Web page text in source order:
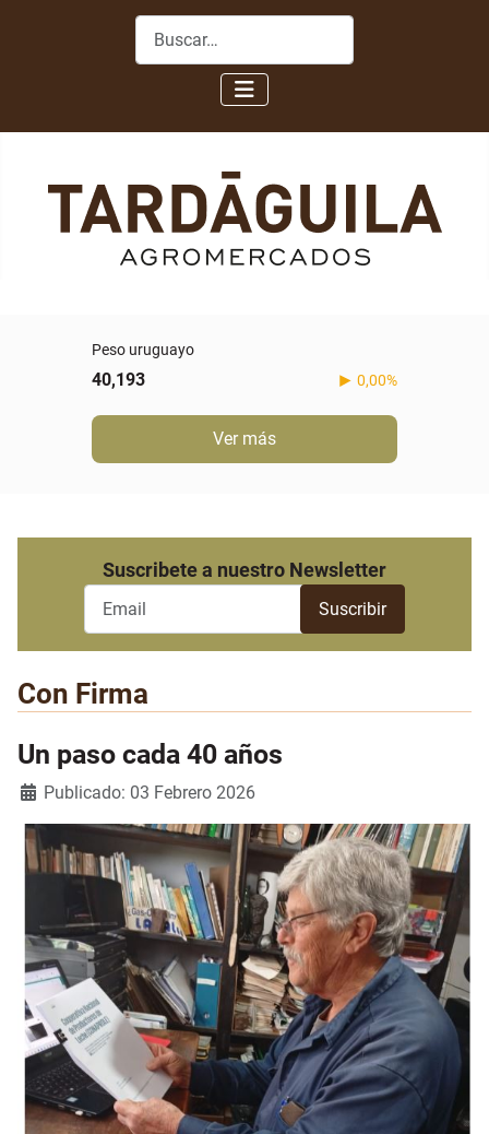
Buscar
Peso uruguayo
40,193 0,00%
Ver más
Suscribete a nuestro Newsletter
Con Firma
Un paso cada 40 años
Detalles
Publicado: 03 Febrero 2026